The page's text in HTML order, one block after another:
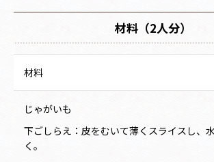
材料（2人分）
材料
じゃがいも
下ごしらえ：皮をむいて薄くスライスし、
く。